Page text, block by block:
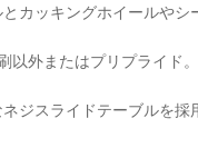
カッキングホイールや
外またはプリプライド。
ジスライドテーブルを採